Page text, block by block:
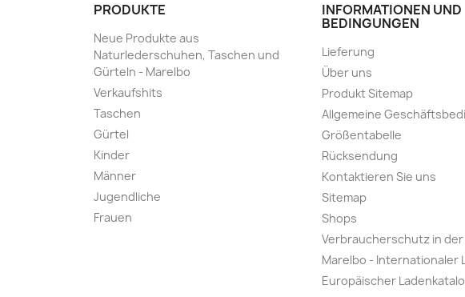
PRODUKTE
Neue Produkte aus
Naturlederschuhen, Taschen und
Gürteln - Marelbo
Verkaufshits
Taschen
Gürtel
Kinder
Männer
Jugendliche
Frauen
INFORMATIONEN UND
BEDINGUNGEN
Lieferung
Über uns
Produkt Sitemap
Allgemeine
Größentabelle
Rücksendung
Kontaktieren Sie uns
Sitemap
Shops
Verbraucherschutz in der
Marelbo - Internationaler
Europäischer